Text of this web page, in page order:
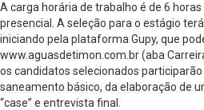
A carga horária de trabalho é de 6
presencial. A seleção para o estágio
iniciando pela plataforma Gupy, que
www.aguasdetimon.com.br (aba
os candidatos selecionados
saneamento básico, da elaboração de
“case” e entrevista final.